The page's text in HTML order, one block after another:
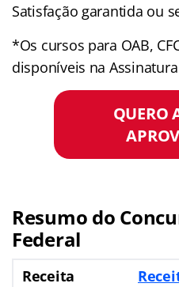
Satisfação garantida ou
*Os cursos para OAB,
disponíveis na
QUERO
Resumo do
Federal
Receita